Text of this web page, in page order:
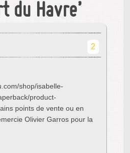
du Havre’
2
shop/isabelle-
product-
points de vente ou en
Olivier Garros pour la